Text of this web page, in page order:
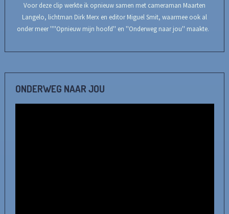
Voor deze clip werkte ik opnieuw samen met cameraman Maarten
Langelo, lichtman Dirk Merx en editor Miguel Smit, waarmee ook al
onder meer ''''Opnieuw mijn hoofd'' en ''Onderweg naar jou'' maakte.
ONDERWEG NAAR JOU